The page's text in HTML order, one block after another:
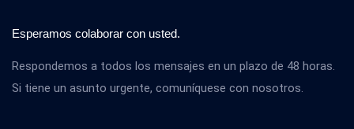
Esperamos colaborar con usted.
Respondemos a todos los mensajes en un plazo de 48 horas.
Si tiene un asunto urgente, comuníquese con nosotros.